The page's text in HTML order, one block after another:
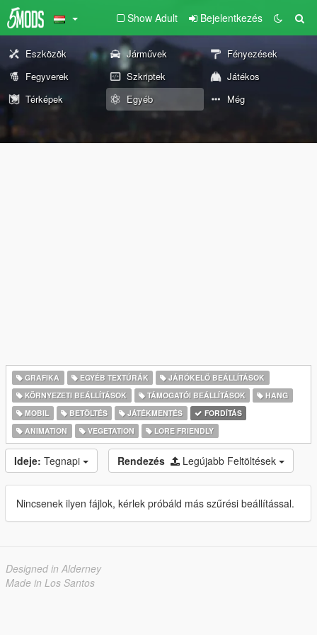
Show Adult Bejelentkezés
Eszközök Járművek
Fényezések
Fegyverek
Szkriptek
Játékos
Térképek
Egyéb Még
GRAFIKA EGYÉB TEXTÚRÁK
JÁRÓKELŐ BEÁLLÍTÁSOK
KÖRNYEZETI BEÁLLÍTÁSOK
TÁMOGATÓI BEÁLLÍTÁSOK
HANG
MOBIL
BETÖLTÉS JÁTÉKMENTÉS
FORDÍTÁS
ANIMATION
VEGETATION LORE FRIENDLY
Ideje: Tegnapi Rendezés Legújabb Feltöltések
Nincsenek ilyen fájlok, kérlek próbáld más szűrési beállítással.
Designed in Alderney
Made in Los Santos